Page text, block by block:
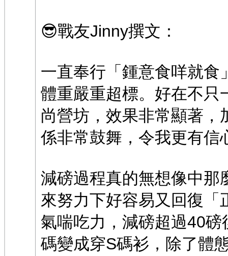
😎戰友Jinny撰文：
一直奉行「鍾意食咩就食
體重嚴重超標。好在不只
尚營坊，效果非常顯著，
係非常鼓舞，令我更有信
減磅過程真的無想像中那
來努力下好容易又回復「
氣喘吃力，減磅超過40
碼變成穿S碼衫，除了體